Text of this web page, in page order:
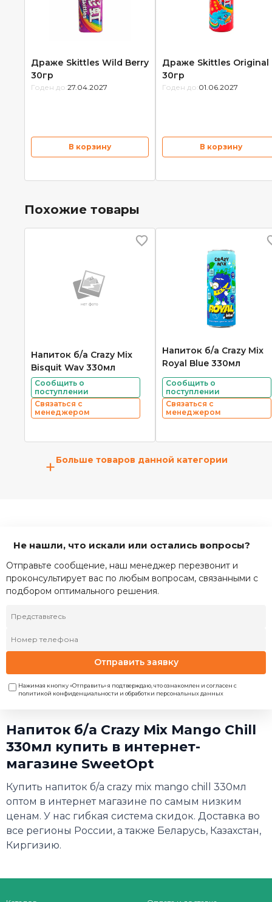
Драже Skittles Wild Berry
30гр
Годен до: 27.04.2027
В корзину
Драже Skittles Original
30гр
Годен до: 01.06.2027
В корзину
Похожие товары
Напиток б/а Crazy Mix
Bisquit Wav 330мл
Сообщить о
поступлении
Связаться с
менеджером
Напиток б/а Crazy Mix
Royal Blue 330мл
Сообщить о
поступлении
Связаться с
менеджером
+Больше товаров данной категории
Не нашли, что искали или остались вопросы?
Отправьте сообщение, наш менеджер перезвонит и
проконсультирует вас по любым вопросам, связанными с
подбором оптимального решения.
Отправить заявку
Нажимая кнопку «Отправить» я подтверждаю, что ознакомлен и согласен с
политикой конфиденциальности и обработки персональных данных
Напиток б/а Crazy Mix Mango Chill
330мл купить в интернет-
магазине SweetOpt
Купить напиток б/а crazy mix mango chill 330мл
оптом в интернет магазине по самым низким
ценам. У нас гибкая система скидок. Доставка во
все регионы России, а также Беларусь, Казахстан,
Киргизию.